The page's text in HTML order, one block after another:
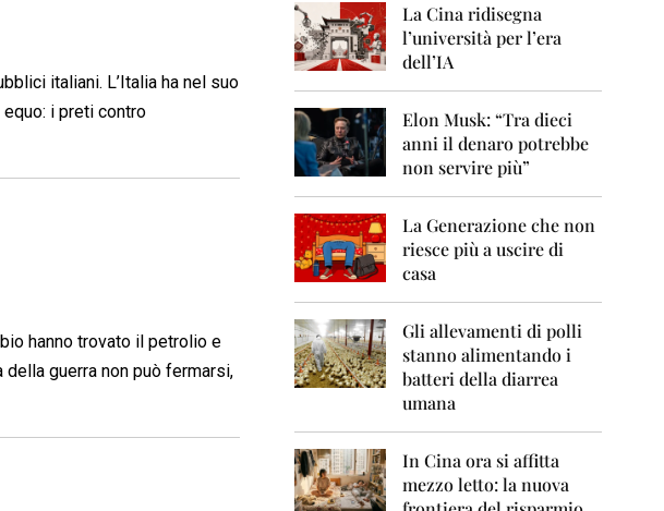
0
0
italiani. L’Italia ha nel suo
equo: i preti contro
hanno trovato il petrolio e
guerra non può fermarsi,
La Cina ridisegna
l’università per l’era
dell’IA
Elon Musk: “Tra dieci
anni il denaro potrebbe
non servire più”
La Generazione che non
riesce più a uscire di
casa
Gli allevamenti di polli
stanno alimentando i
batteri della diarrea
umana
In Cina ora si affitta
mezzo letto: la nuova